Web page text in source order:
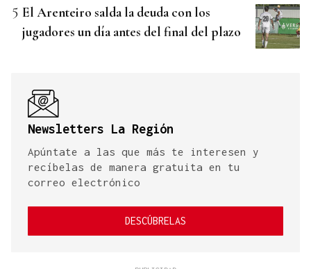
El Arenteiro salda la deuda con los
jugadores un día antes del final del plazo
Newsletters La Región
Apúntate a las que más te interesen y
recíbelas de manera gratuita en tu
correo electrónico
DESCÚBRELAS